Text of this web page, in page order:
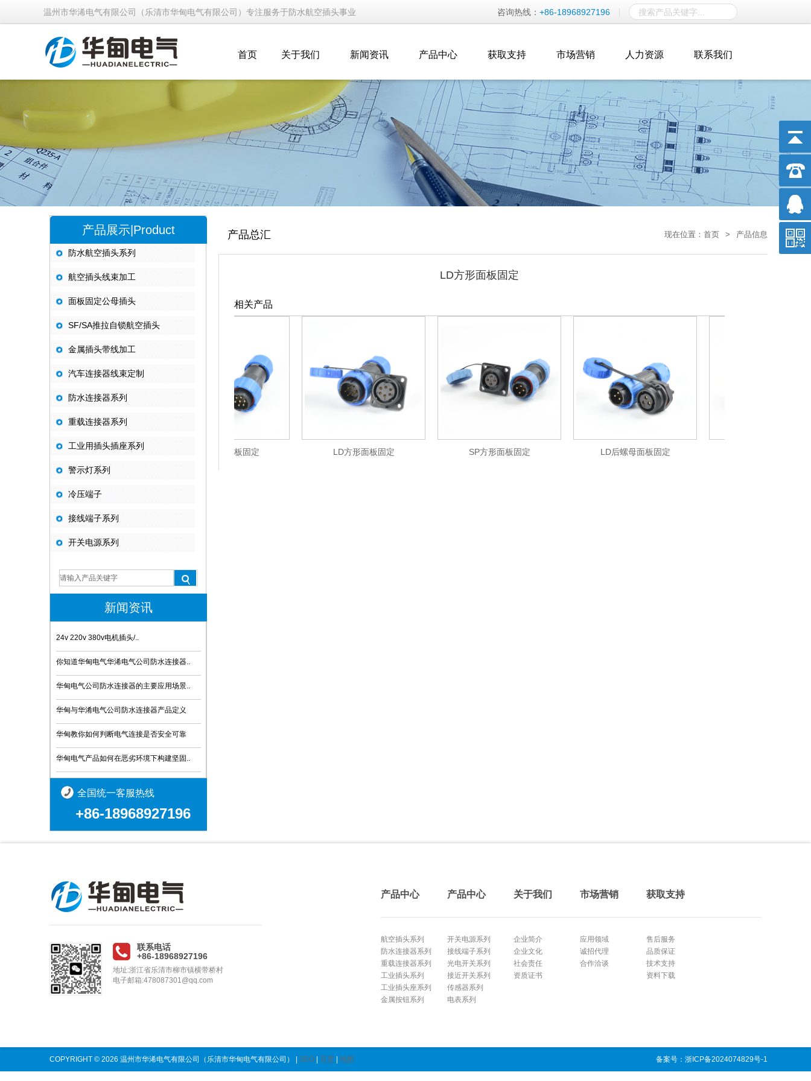
温州市华浠电气有限公司（乐清市华甸电气有限公司）专注服务于防水航空插头事业 咨询热线： +86-18968927196
首页 关于我们 新闻资讯 产品中心 获取支持 市场营销 人力资源 联系我们
产品展示|Product
防水航空插头系列
航空插头线束加工
面板固定公母插头
SF/SA推拉自锁航空插头
金属插头带线加工
汽车连接器线束定制
防水连接器系列
重载连接器系列
工业用插头插座系列
警示灯系列
冷压端子
接线端子系列
开关电源系列
新闻资讯
24v 220v 380v电机插头/..
你知道华甸电气华浠电气公司防水连接器..
华甸电气公司防水连接器的主要应用场景..
华甸与华淆电气公司防水连接器产品定义
华甸教你如何判断电气连接是否安全可靠
华甸电气产品如何在恶劣环境下构建坚固..
全国统一客服热线
+86-18968927196
产品总汇 现在位置： 首页 > 产品信息
LD方形面板固定
相关产品
FD方形面板固定 HD方形面板固定 LD方形面板固定 SP方形面板固定 LD后螺母面板固定
联系电话
+86-18968927196
地址:浙江省乐清市柳市镇横带桥村
电子邮箱:478087301@qq.com
产品中心 产品中心 关于我们 市场营销 获取支持
航空插头系列
防水连接器系列
重载连接器系列
工业插头系列
工业插头座系列
金属按钮系列
开关电源系列
接线端子系列
光电开关系列
接近开关系列
传感器系列
电表系列
企业简介
企业文化
社会责任
资质证书
应用领域
诚招代理
合作洽谈
售后服务
品质保证
技术支持
资料下载
COPYRIGHT © 2026 温州市华浠电气有限公司（乐清市华甸电气有限公司） | SEO 百度 地图 备案号：浙ICP备2024074829号-1